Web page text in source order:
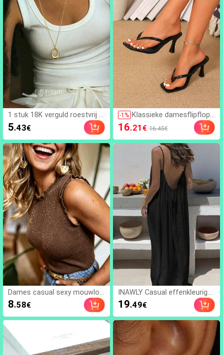
1 stuk 18K verguld roestvrij s
taal lange ketting, dames holl
e ovale hanger trui ketting, el
egante oude geldstijl dagelijk
s draagbare sieraden
5.43€
Dames casual sexy mouwloz
e ronde hals gebreide paillett
en vest 2026 nieuwe mode el
egante top
8.58€
-1 % Klassieke damesflipflops
met hoge hak, eenvoudig
e en elegante sandalen
met kleurblokken en hog
e hak, zomerse stilettoh
akken in feeënstijl met te
ensteun, sandalen met g
espleten teen, modieuze
damesschoenen met kru
isband voor strandvakan
tie, vierkante neus voor k
antoor, thuis en buiten, s
tijlvol en uniek, stilettoha
k voegt elegantie toe, co
mfortabel en modieus, c
hic & elegant
16.21 € 16.45€
INAWLY Casual effenkleurige j
urk met losse bandjes voor d
ames, zomer
19.49€